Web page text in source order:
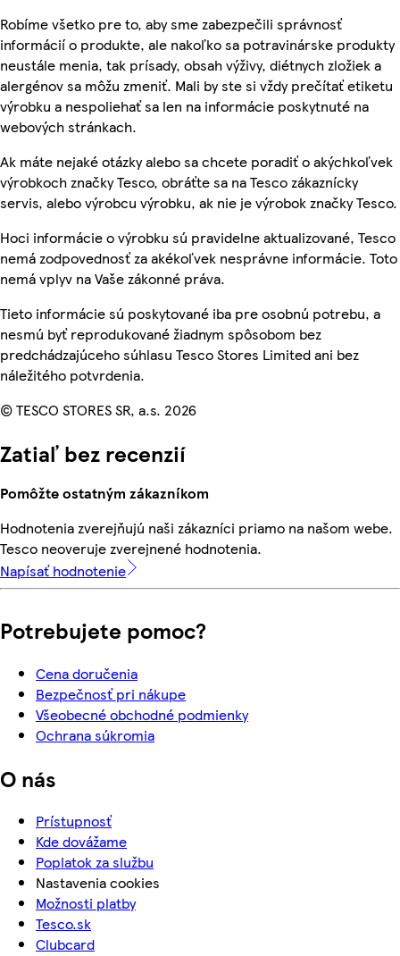
Robíme všetko pre to, aby sme zabezpečili správnosť
informácií o produkte, ale nakoľko sa potravinárske produkty
neustále menia, tak prísady, obsah výživy, diétnych zložiek a
alergénov sa môžu zmeniť. Mali by ste si vždy prečítať etiketu
výrobku a nespoliehať sa len na informácie poskytnuté na
webových stránkach.
Ak máte nejaké otázky alebo sa chcete poradiť o akýchkoľvek
výrobkoch značky Tesco, obráťte sa na Tesco zákaznícky
servis, alebo výrobcu výrobku, ak nie je výrobok značky Tesco.
Hoci informácie o výrobku sú pravidelne aktualizované, Tesco
nemá zodpovednosť za akékoľvek nesprávne informácie. Toto
nemá vplyv na Vaše zákonné práva.
Tieto informácie sú poskytované iba pre osobnú potrebu, a
nesmú byť reprodukované žiadnym spôsobom bez
predchádzajúceho súhlasu Tesco Stores Limited ani bez
náležitého potvrdenia.
© TESCO STORES SR, a.s. 2026
Zatiaľ bez recenzií
Pomôžte ostatným zákazníkom
Hodnotenia zverejňujú naši zákazníci priamo na našom webe.
Tesco neoveruje zverejnené hodnotenia.
Napísať hodnotenie
Potrebujete pomoc?
Cena doručenia
Bezpečnosť pri nákupe
Všeobecné obchodné podmienky
Ochrana súkromia
O nás
Prístupnosť
Kde dovážame
Poplatok za službu
Nastavenia cookies
Možnosti platby
Tesco.sk
Clubcard